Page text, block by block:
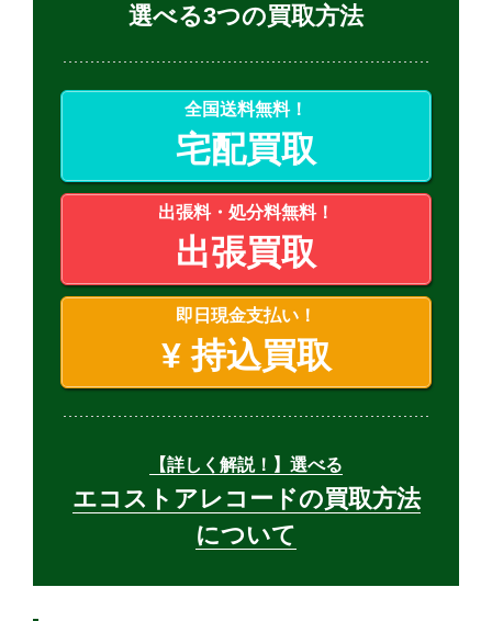
選べる3つの買取方法
全国送料無料！
宅配買取
出張料・処分料無料！
出張買取
即日現金支払い！
¥持込買取
【詳しく解説！】選べる
エコストアレコードの買取方法
について